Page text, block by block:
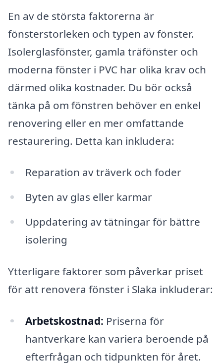
En av de största faktorerna är
fönsterstorleken och typen av fönster.
Isolerglasfönster, gamla träfönster och
moderna fönster i PVC har olika krav och
därmed olika kostnader. Du bör också
tänka på om fönstren behöver en enkel
renovering eller en mer omfattande
restaurering. Detta kan inkludera:
Reparation av träverk och foder
Byten av glas eller karmar
Uppdatering av tätningar för bättre
isolering
Ytterligare faktorer som påverkar priset
för att renovera fönster i Slaka inkluderar:
Arbetskostnad: Priserna för
hantverkare kan variera beroende på
efterfrågan och tidpunkten för året.